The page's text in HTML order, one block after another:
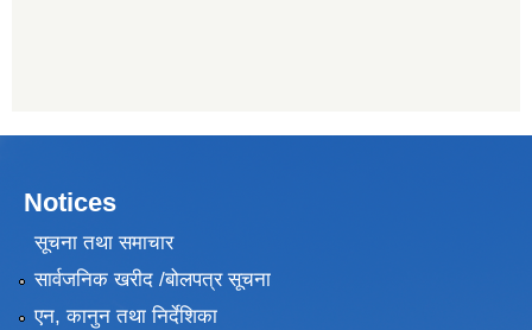
Notices
सूचना तथा समाचार
सार्वजनिक खरीद /बोलपत्र सूचना
एन, कानुन तथा निर्देशिका